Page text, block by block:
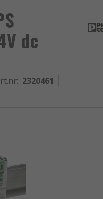
dc
: 2320461